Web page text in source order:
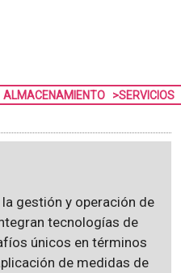
ALMACENAMIENTO >SERVICIOS
gestión y operación de
tecnologías de
únicos en términos
de medidas de